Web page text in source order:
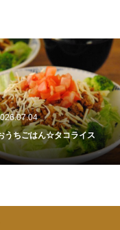
うちごはん☆タコライス